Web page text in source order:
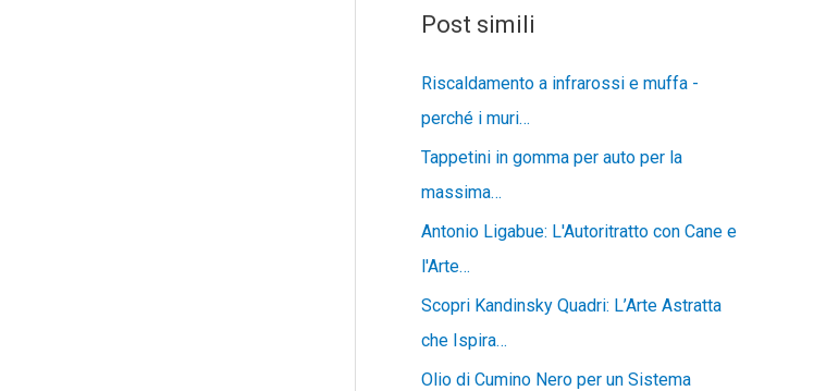
Post simili
Riscaldamento a infrarossi e muffa -
perché i muri…
Tappetini in gomma per auto per la
massima…
Antonio Ligabue: L'Autoritratto con Cane e
l'Arte…
Scopri Kandinsky Quadri: L’Arte Astratta
che Ispira…
Olio di Cumino Nero per un Sistema